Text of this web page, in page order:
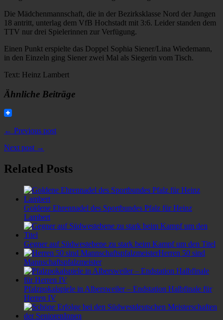
Die Mädchenmannschaft, die in der Bezirksklasse Nord der Jungen
18 antritt, unterlag dem VfB Hochstadt mit 3:6. Leider standen dem
TTV nur drei Spielerinnen zur Verfügung.
Einen Punkt erspielte das Doppel Sophia Siener/Lina Wiedemann,
in den Einzeln ging Siener zwei Mal als Siegerin vom Tisch.
Text: Heinz Lambert
Ähnliche Beiträge
← Previous post
Next post →
Related Posts
Goldene Ehrennadel des Sportbundes Pfalz für Heinz
Lambert
Gegner auf Südwestebene zu stark beim Kampf um den Titel
Herren 50 sind
Mannschaftspfalzmeister
Pfalzpokalspiele in Albersweiler – Endstation Halbfinale für
Herren IV